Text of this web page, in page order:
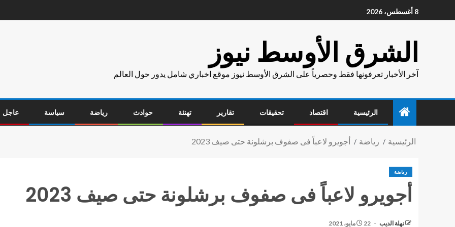
8 أغسطس، 2026
الشرق الأوسط نيوز
آخر الأخبار تعرفونها فقط وحصرياً على الشرق الأوسط نيوز موقع اخباري شامل يدور حول العالم
الرئيسية اقتصاد تحقيقات تقارير تهنئة حوادث رياضة سياسة عاجل
الرئيسية رياضة أجويرو لاعباً فى صفوف برشلونة حتى صيف 2023
رياضة
أجويرو لاعباً فى صفوف برشلونة حتى صيف 2023
نهلة الديب 22 مايو، 2021